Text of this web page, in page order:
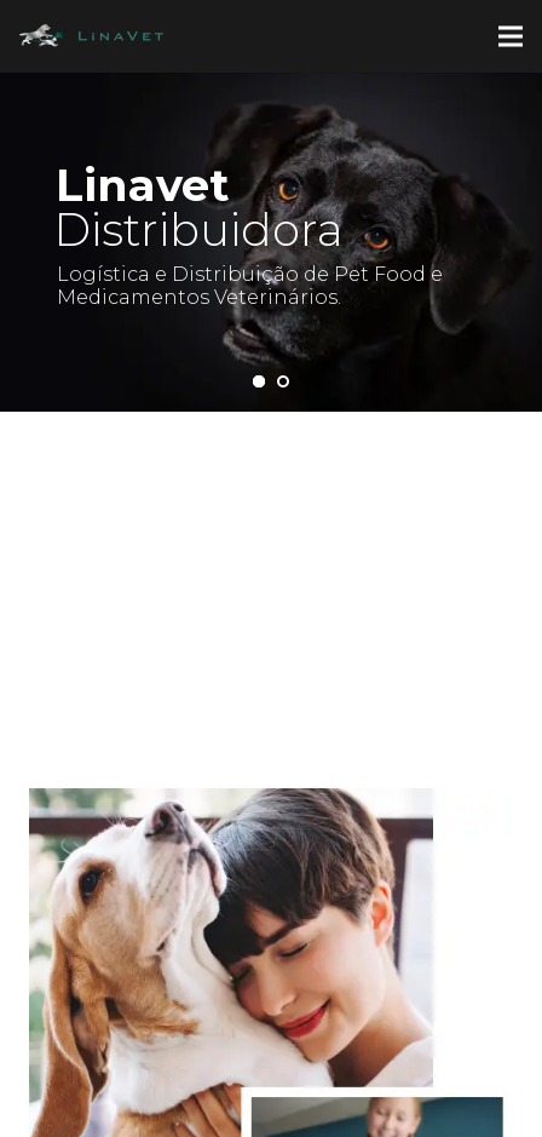
Linavet
Logística e Distribuição de Pet Food e
Medicamentos Veterinários.
Distribuidora